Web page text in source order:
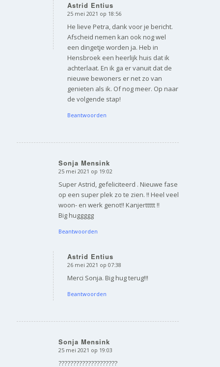
Astrid Entius
zegt:
25 mei 2021 op 18:56
He lieve Petra, dank voor je bericht.
Afscheid nemen kan ook nog wel
een dingetje worden ja. Heb in
Hensbroek een heerlijk huis dat ik
achterlaat. En ik ga er vanuit dat de
nieuwe bewoners er net zo van
genieten als ik. Of nog meer. Op naar
de volgende stap!
Beantwoorden
Sonja Mensink
zegt:
25 mei 2021 op 19:02
Super Astrid, gefeliciteerd . Nieuwe fase
op een super plek zo te zien. !! Heel veel
woon- en werk genot!! Kanjerttttt !!
Big huggggg
Beantwoorden
Astrid Entius
zegt:
26 mei 2021 op 07:38
Merci Sonja. Big hug terug!!!
Beantwoorden
Sonja Mensink
zegt:
25 mei 2021 op 19:03
????????????????????